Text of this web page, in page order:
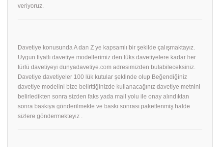
veriyoruz.
Davetiye konusunda A dan Z ye kapsamlı bir şekilde çalışmaktayız.
Uygun fiyatlı davetiye modellerimiz den lüks davetiyelere kadar her
türlü davetiyeyi dunyadavetiye.com adresimizden bulabileceksiniz.
Davetiye davetiyeler 100 lük kutular şeklinde olup Beğendiğiniz
davetiye modelini bize belirttiğinizde kullanacağınız davetiye metnini
belirledikten sonra sizden faks yada mail yolu ile onay alındıktan
sonra baskıya gönderilmekte ve baskı sonrası paketlenmiş halde
sizlere göndermekteyiz .